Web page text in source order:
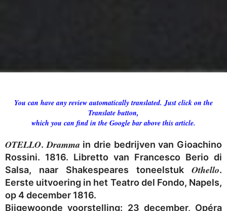
You can have any review automatically translated. Just click on the
Translate button,
which you can find in the Google bar above this article.
OTELLO. Dramma in drie bedrijven van Gioachino
Rossini. 1816. Libretto van Francesco Berio di
Salsa, naar Shakespeares toneelstuk Othello.
Eerste uitvoering in het Teatro del Fondo, Napels,
op 4 december 1816.
Bijgewoonde voorstelling: 23 december, Opéra